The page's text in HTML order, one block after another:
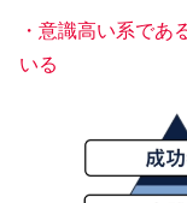
・意識高い系であ
いる